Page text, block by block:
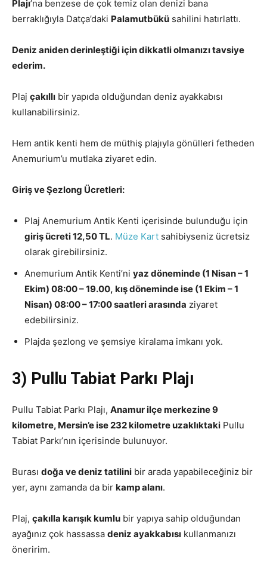
Plajı’na benzese de çok temiz olan denizi bana
berraklığıyla Datça’daki Palamutbükü sahilini hatırlattı.
Deniz aniden derinleştiği için dikkatli olmanızı tavsiye
ederim.
Plaj çakıllı bir yapıda olduğundan deniz ayakkabısı
kullanabilirsiniz.
Hem antik kenti hem de müthiş plajıyla gönülleri fetheden
Anemurium’u mutlaka ziyaret edin.
Giriş ve Şezlong Ücretleri:
Plaj Anemurium Antik Kenti içerisinde bulunduğu için
giriş ücreti 12,50 TL. Müze Kart sahibiyseniz ücretsiz
olarak girebilirsiniz.
Anemurium Antik Kenti’ni yaz döneminde (1 Nisan – 1
Ekim) 08:00 – 19.00, kış döneminde ise (1 Ekim – 1
Nisan) 08:00 – 17:00 saatleri arasında ziyaret
edebilirsiniz.
Plajda şezlong ve şemsiye kiralama imkanı yok.
3) Pullu Tabiat Parkı Plajı
Pullu Tabiat Parkı Plajı, Anamur ilçe merkezine 9
kilometre, Mersin’e ise 232 kilometre uzaklıktaki Pullu
Tabiat Parkı’nın içerisinde bulunuyor.
Burası doğa ve deniz tatilini bir arada yapabileceğiniz bir
yer, aynı zamanda da bir kamp alanı.
Plaj, çakılla karışık kumlu bir yapıya sahip olduğundan
ayağınız çok hassassa deniz ayakkabısı kullanmanızı
öneririm.